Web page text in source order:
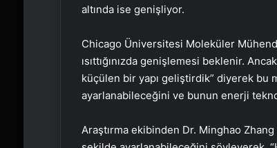
altında ise genişliyor.
Chicago Üniversitesi Moleküler
ısıttığınızda genişlemesi beklenir.
küçülen bir yapı geliştirdik” diyerek bu
ayarlanabileceğini ve bunun enerji
Araştırma ekibinden Dr. Minghao